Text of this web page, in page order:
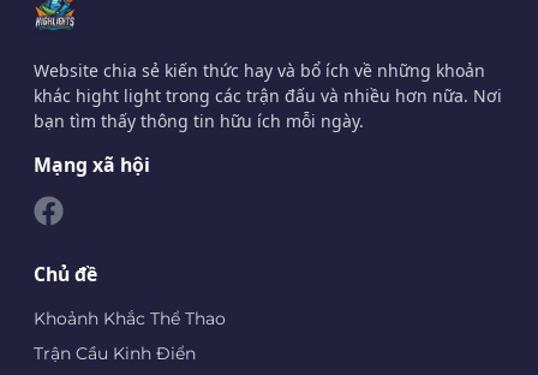
Website chia sẻ kiến thức hay và bổ ích về những khoản
khác hight light trong các trận đấu và nhiều hơn nữa. Nơi
bạn tìm thấy thông tin hữu ích mỗi ngày.
Mạng xã hội
Chủ đề
Khoảnh Khắc Thể Thao
Trận Cầu Kinh Điển